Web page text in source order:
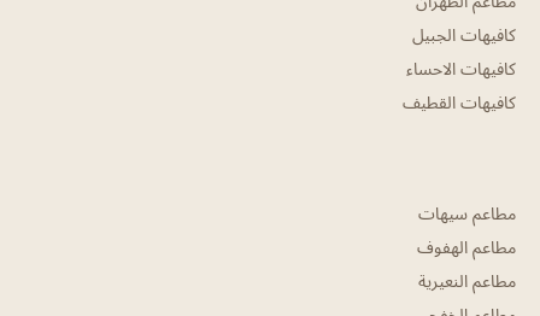
كافيهات الجبيل
كافيهات الاحساء
كافيهات القطيف
مطاعم سيهات
مطاعم الهفوف
مطاعم النعيرية